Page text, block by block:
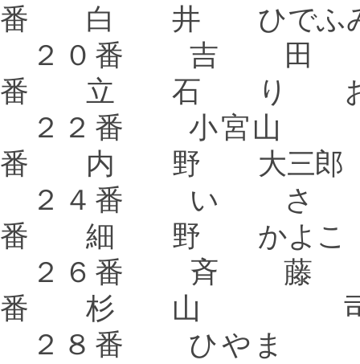
番 白 井 ひでふ
２０番 吉
番 立 石 り
２２番 小
番 内 野 大三郎
２４番 い
番 細 野 かよこ
２６番 斉
番 杉 山
２８番